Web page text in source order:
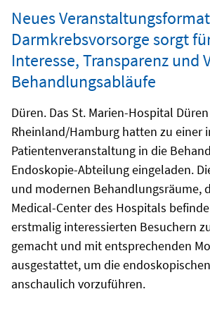
Neues
Darmkrebsvorsorge sorgt
Interesse, Transparenz und
Behandlungsabläufe
Düren. Das St. Marien-Hospital
Rheinland/Hamburg hatten zu einer
Patientenveranstaltung in die
Endoskopie-Abteilung eingeladen.
und modernen Behandlungsräume,
Medical-Center des Hospitals
erstmalig interessierten Besuchern
gemacht und mit entsprechenden
ausgestattet, um die
anschaulich vorzuführen.